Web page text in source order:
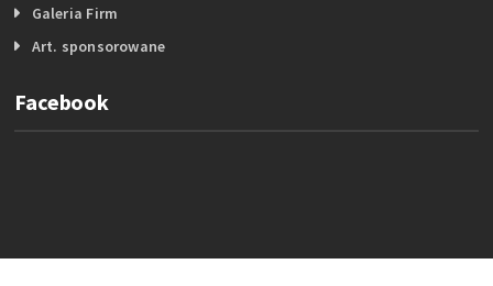
Galeria Firm
Art. sponsorowane
Facebook